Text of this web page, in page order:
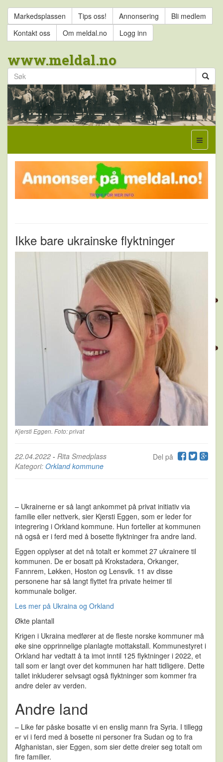
Markedsplassen Tips oss! Annonsering
Bli medlem
Kontakt oss
Om meldal.no Logg inn
www.meldal.no
Ikke bare ukrainske flyktninger
Kjersti Eggen. Foto: privat
Del på
22.04.2022 - Rita Smedplass
Kategori: Orkland kommune
– Ukrainerne er så langt ankommet på privat initiativ via
familie eller nettverk, sier Kjersti Eggen, som er leder for
integrering i Orkland kommune. Hun forteller at kommunen
nå også er i ferd med å bosette flyktninger fra andre land.
Eggen opplyser at det nå totalt er kommet 27 ukrainere til
kommunen. De er bosatt på Krokstadøra, Orkanger,
Fannrem, Løkken, Hoston og Lensvik. 11 av disse
personene har så langt flyttet fra private heimer til
kommunale boliger.
Les mer på Ukraina og Orkland
Økte plantall
Krigen i Ukraina medfører at de fleste norske kommuner må
øke sine opprinnelige planlagte mottakstall. Kommunestyret i
Orkland har vedtatt å ta imot inntil 125 flyktninger i 2022, et
tall som er langt over det kommunen har hatt tidligere. Dette
tallet inkluderer selvsagt også flyktninger som kommer fra
andre deler av verden.
Andre land
– Like før påske bosatte vi en enslig mann fra Syria. I tillegg
er vi i ferd med å bosette ni personer fra Sudan og to fra
Afghanistan, sier Eggen, som sier dette dreier seg totalt om
fire familier.